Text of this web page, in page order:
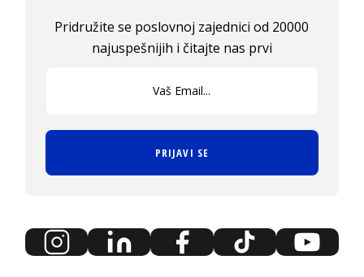
Pridružite se poslovnoj zajednici od 20000
najuspešnijih i čitajte nas prvi
PRIJAVI SE